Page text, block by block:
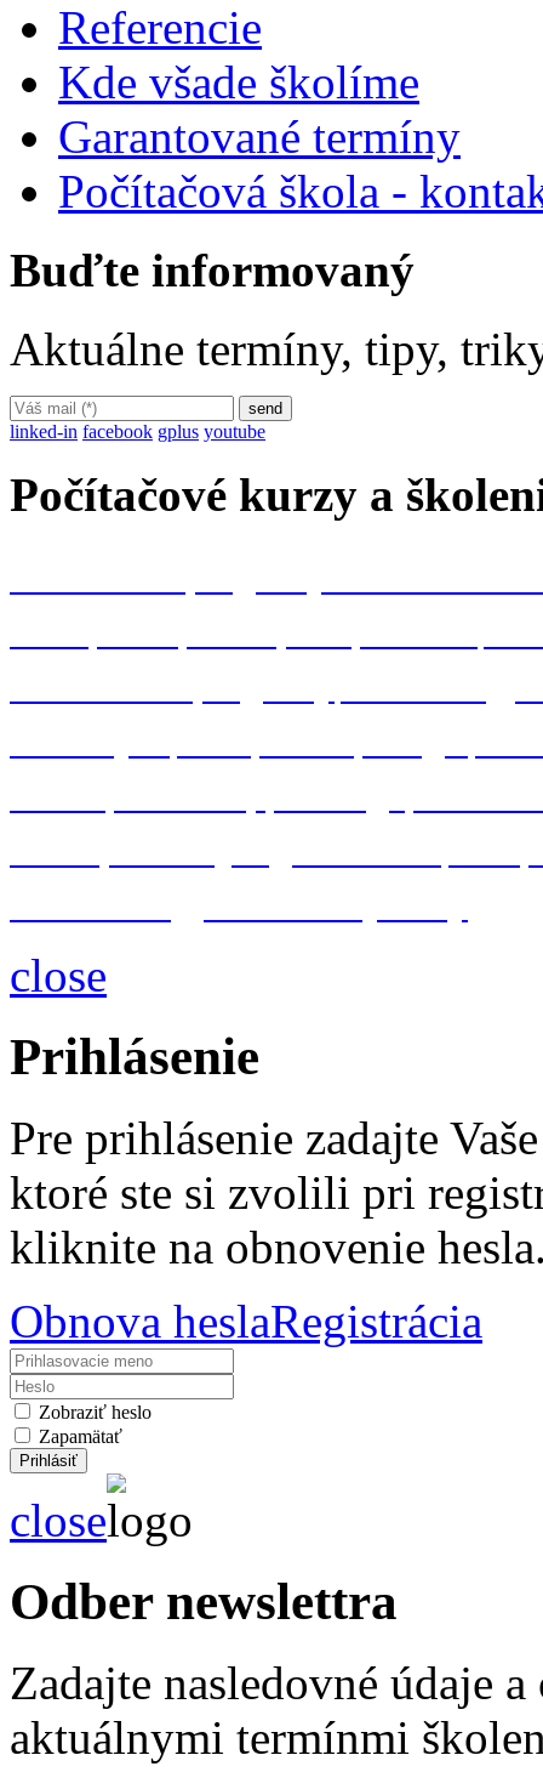
Referencie
Kde všade školíme
Garantované termíny
Počítačová škola -
Buďte informovaný
Aktuálne termíny, tipy,
linked-in facebook gplus youtube
Počítačové kurzy a
close
Prihlásenie
Pre prihlásenie zadajte
ktoré ste si zvolili pri
kliknite na obnovenie
Obnova heslaRegistrácia
Zobraziť heslo
Zapamätať
close
Odber newslettra
Zadajte nasledovné údaje
aktuálnymi termínmi